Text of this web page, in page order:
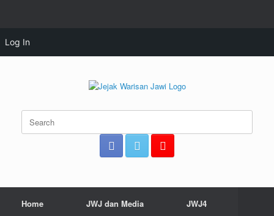
Log In
google.com, pub-6495264019423427, DIRECT, f08c47fec0942fa0
Skip
Search
for:
Home JWJ dan Media JWJ4